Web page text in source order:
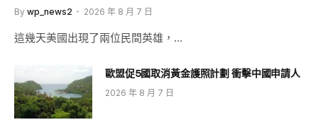
By wp_news2 2026 年 8 月 7 日
這幾天美國出現了兩位民間英雄，…
歐盟促5國取消黃金護照計劃 衝擊中國申請人
2026 年 8 月 7 日